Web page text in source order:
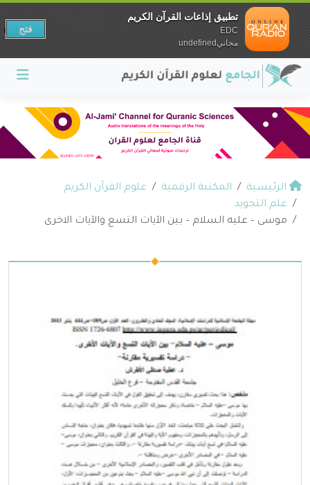
الرئيسية المكتبة الرقمية
علوم القرآن الكريم
علم التجويد
موسى – عليه السلام – بين الآيات التسع والآيات الاخرى
تطبيق إذاعات القرآن الكريم
EDC
مجانيundefined
فتح